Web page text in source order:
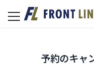
toggle
予約のキャ